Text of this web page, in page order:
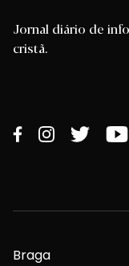
Jornal diário de
cristã.
Braga